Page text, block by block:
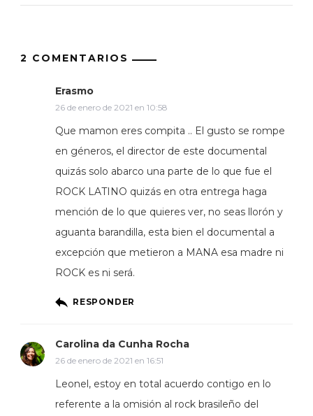
2 COMENTARIOS
Erasmo
26 de enero de 2021 en 10:58
Que mamon eres compita .. El gusto se rompe
en géneros, el director de este documental
quizás solo abarco una parte de lo que fue el
ROCK LATINO quizás en otra entrega haga
mención de lo que quieres ver, no seas llorón y
aguanta barandilla, esta bien el documental a
excepción que metieron a MANA esa madre ni
ROCK es ni será.
RESPONDER
Carolina da Cunha Rocha
26 de enero de 2021 en 16:51
Leonel, estoy en total acuerdo contigo en lo
referente a la omisión al rock brasileño del